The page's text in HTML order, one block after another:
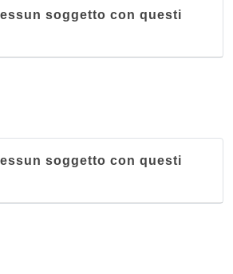
136, Palermo
soggetto con questi
soggetto con questi